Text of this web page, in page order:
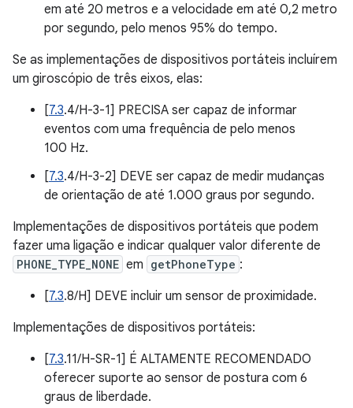
em até 20 metros e a velocidade em até 0,2 metro
por segundo, pelo menos 95% do tempo.
Se as implementações de dispositivos portáteis incluírem
um giroscópio de três eixos, elas:
[7.3.4/H-3-1] PRECISA ser capaz de informar
eventos com uma frequência de pelo menos
100 Hz.
[7.3.4/H-3-2] DEVE ser capaz de medir mudanças
de orientação de até 1.000 graus por segundo.
Implementações de dispositivos portáteis que podem
fazer uma ligação e indicar qualquer valor diferente de
PHONE_TYPE_NONE em getPhoneType :
[7.3.8/H] DEVE incluir um sensor de proximidade.
Implementações de dispositivos portáteis:
[7.3.11/H-SR-1] É ALTAMENTE RECOMENDADO
oferecer suporte ao sensor de postura com 6
graus de liberdade.